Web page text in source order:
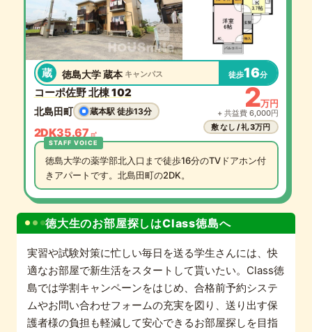
蔵 徳島大学 蔵本 キャンパス 徒歩16分
コーポ佐野 北棟 102
北島田町 蔵本駅 徒歩13分
2DK35.67 ㎡
2万円
+ 共益費 6,000円
敷 なし / 礼 3万円
徳島大学の薬学部北入口まで徒歩16分のTVドアホン付
きアパートです。北島田町の2DK。
徳大生のお部屋探しはClass徳島へ
実習や試験対策に忙しい毎日を送る学生さんには、快
適なお部屋で新生活をスタートして貰いたい。Class徳
島では学割キャンペーンをはじめ、合格前予約システ
ムやお問い合わせフォームの充実を図り、送り出す保
護者様の負担も軽減して安心できるお部屋探しを目指